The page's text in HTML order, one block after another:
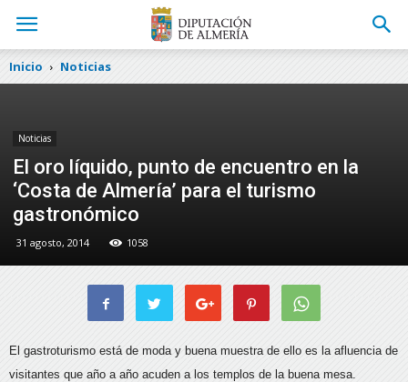
Inicio Noticias
Noticias
El oro líquido, punto de encuentro en la
‘Costa de Almería’ para el turismo
gastronómico
31 agosto, 2014 1058
El gastroturismo está de moda y buena muestra de ello es la afluencia de
visitantes que año a año acuden a los templos de la buena mesa.